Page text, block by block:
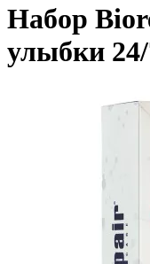
Набор
улыбки